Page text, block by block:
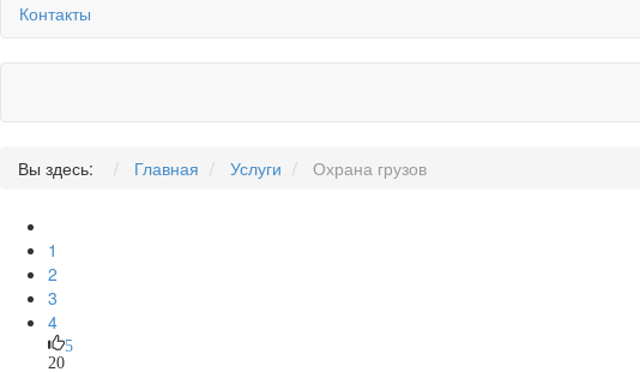
Контакты
Вы здесь: Главная Услуги Охрана грузов
1
2
3
4
5
20